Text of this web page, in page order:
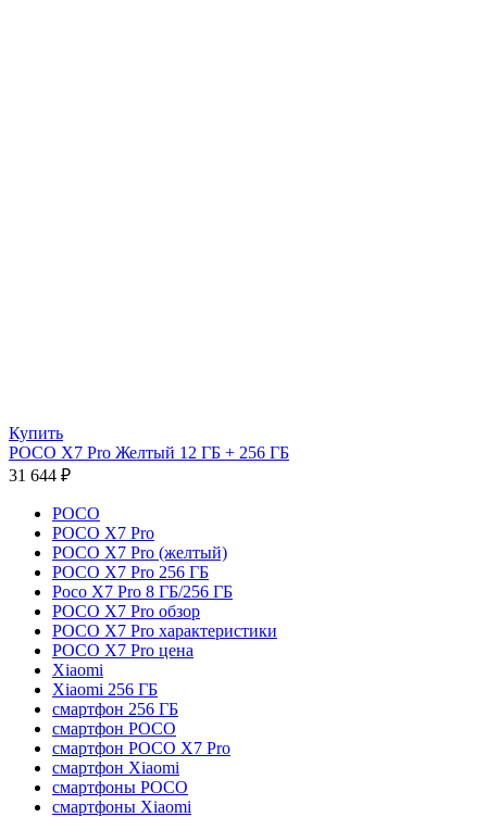
Купить
POCO X7 Pro Желтый 12 ГБ + 256 ГБ
31 644 ₽
POCO
POCO X7 Pro
POCO X7 Pro (желтый)
POCO X7 Pro 256 ГБ
Poco X7 Pro 8 ГБ/256 ГБ
POCO X7 Pro обзор
POCO X7 Pro характеристики
POCO X7 Pro цена
Xiaomi
Xiaomi 256 ГБ
смартфон 256 ГБ
смартфон POCO
смартфон POCO X7 Pro
смартфон Xiaomi
смартфоны POCO
смартфоны Xiaomi